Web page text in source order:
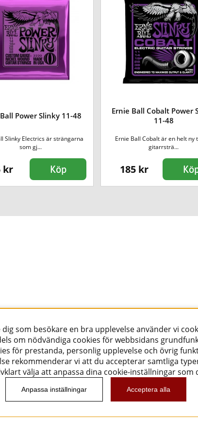
Power Slinky 11-48
Slinky Electrics är strängarna
som gj...
kr Köp
Ernie Ball Cobalt Power
11-48
Ernie Ball Cobalt är en helt ny
gitarrsträ...
185 kr
dig som besökare en bra upplevelse använder vi
om nödvändiga cookies för webbsidans
för prestanda, personlig upplevelse och övrig
rekommenderar vi att du accepterar samtliga
välja att anpassa dina cookie-inställningar som
Anpassa inställningar Acceptera alla